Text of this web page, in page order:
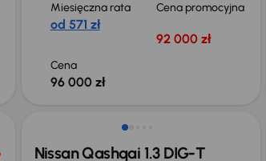
Miesięczna rata
od 571 zł
Cena promocyjna
92 000 zł
Cena
96 000 zł
Extra zniżka 1 150 zł
Nissan Qashqai 1.3 DIG-T